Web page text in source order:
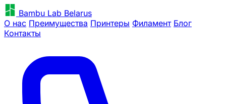
Bambu Lab Belarus
О нас Преимущества Принтеры Филамент Блог
Контакты